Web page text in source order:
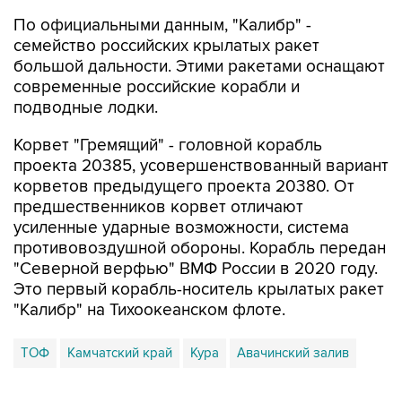
По официальными данным, "Калибр" -
семейство российских крылатых ракет
большой дальности. Этими ракетами оснащают
современные российские корабли и
подводные лодки.
Корвет "Гремящий" - головной корабль
проекта 20385, усовершенствованный вариант
корветов предыдущего проекта 20380. От
предшественников корвет отличают
усиленные ударные возможности, система
противовоздушной обороны. Корабль передан
"Северной верфью" ВМФ России в 2020 году.
Это первый корабль-носитель крылатых ракет
"Калибр" на Тихоокеанском флоте.
ТОФ Камчатский край Кура Авачинский залив